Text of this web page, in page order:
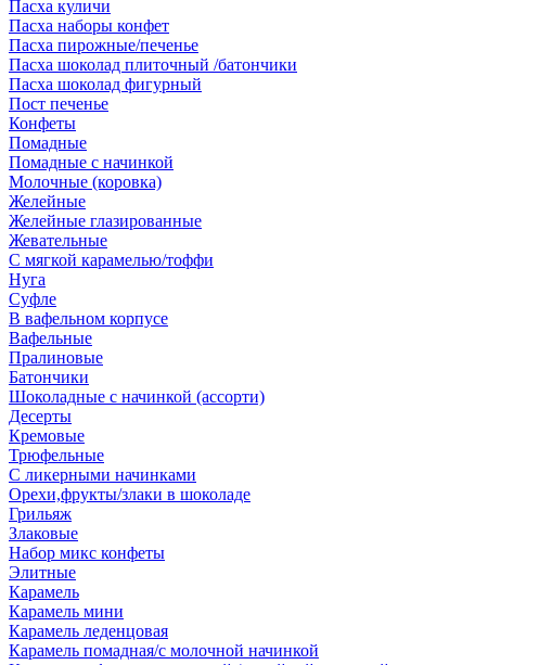
Пасха куличи
Пасха наборы конфет
Пасха пирожные/печенье
Пасха шоколад плиточный /батончики
Пасха шоколад фигурный
Пост печенье
Конфеты
Помадные
Помадные с начинкой
Молочные (коровка)
Желейные
Желейные глазированные
Жевательные
С мягкой карамелью/тоффи
Нуга
Суфле
В вафельном корпусе
Вафельные
Пралиновые
Батончики
Шоколадные с начинкой (ассорти)
Десерты
Кремовые
Трюфельные
С ликерными начинками
Орехи,фрукты/злаки в шоколаде
Грильяж
Злаковые
Набор микс конфеты
Элитные
Карамель
Карамель мини
Карамель леденцовая
Карамель помадная/с молочной начинкой